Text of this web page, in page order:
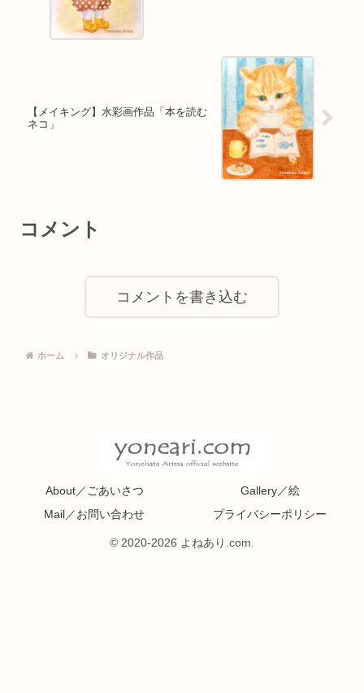
【メイキング】水彩画作品「本を読む
ネコ」
コメント
コメントを書き込む
ホーム オリジナル作品
About／ごあいさつ
Gallery／絵
Mail／お問い合わせ
プライバシーポリシー
© 2020-2026 よねあり.com.